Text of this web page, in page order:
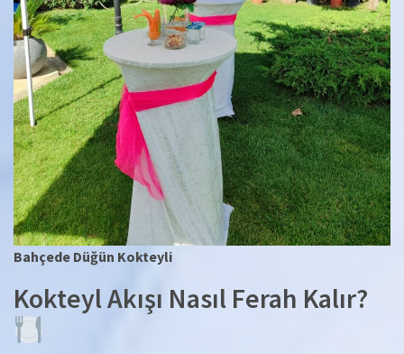
Bahçede Düğün Kokteyli
Kokteyl Akışı Nasıl Ferah Kalır?